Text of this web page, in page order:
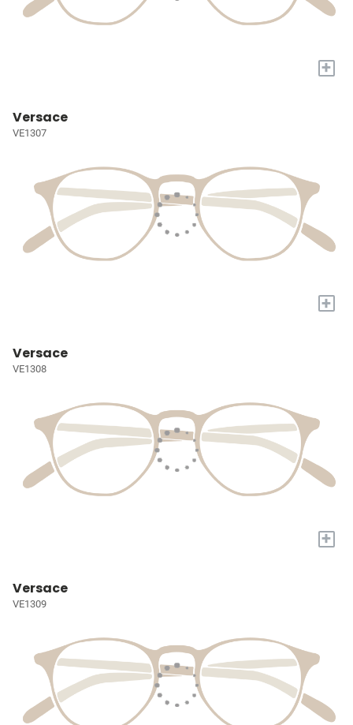
+
Versace
VE1307
+
Versace
VE1308
+
Versace
VE1309